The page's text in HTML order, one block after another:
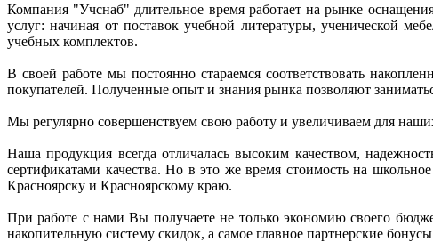
Компания "Учснаб" длительное время работает на рынке
услуг: начиная от поставок учебной литературы, ученической
учебных комплектов.
В своей работе мы постоянно стараемся соответствовать
покупателей. Полученные опыт и знания рынка позволяют
Мы регулярно совершенствуем свою работу и увеличиваем для
Наша продукция всегда отличалась высоким качеством,
сертификатами качества. Но в это же время стоимость на
Красноярску и Красноярскому краю.
При работе с нами Вы получаете не только экономию своего
накопительную систему скидок, а самое главное партнерские